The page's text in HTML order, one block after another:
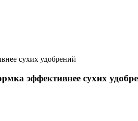
сухих удобрений
эффективнее сухих